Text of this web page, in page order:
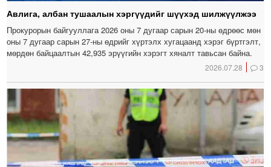
Авлига, албан тушаалын хэргүүдийг шүүхэд шилжүүлжээ
Прокурорын байгууллага 2026 оны 7 дугаар сарын 20-ны өдрөөс мөн
оны 7 дугаар сарын 27-ны өдрийг хүртэлх хугацаанд хэрэг бүртгэлт,
мөрдөн байцаалтын 42,935 эрүүгийн хэрэгт хяналт тавьсан байна.
2026.07.28 3